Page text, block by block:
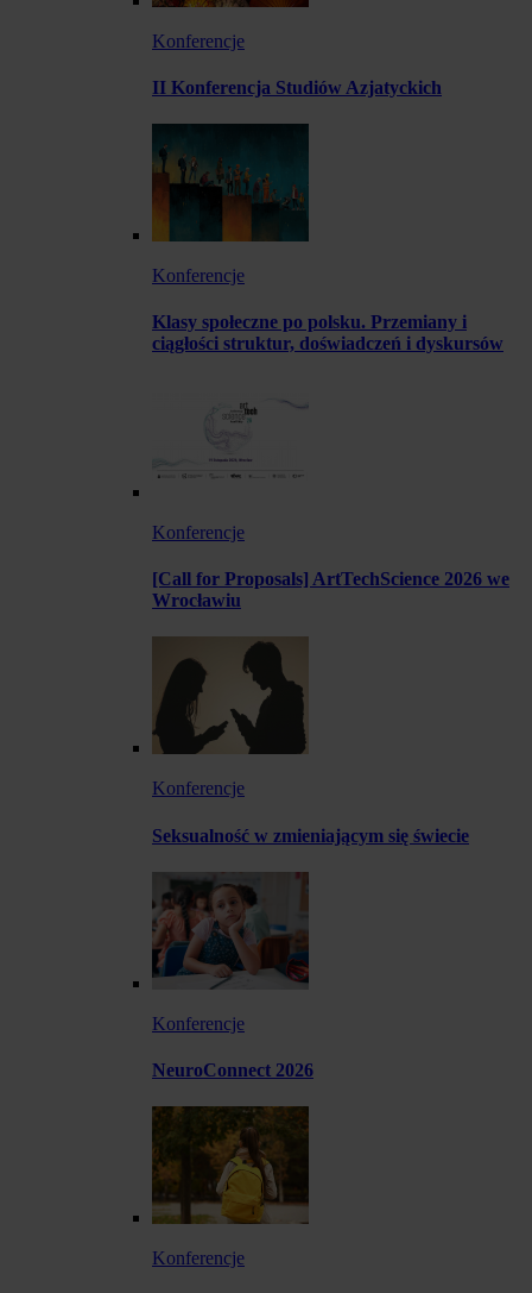
Konferencje
II Konferencja Studiów Azjatyckich
Konferencje
Klasy społeczne po polsku. Przemiany i
ciągłości struktur, doświadczeń i dyskursów
Konferencje
[Call for Proposals] ArtTechScience 2026 we
Wrocławiu
Konferencje
Seksualność w zmieniającym się świecie
Konferencje
NeuroConnect 2026
Konferencje